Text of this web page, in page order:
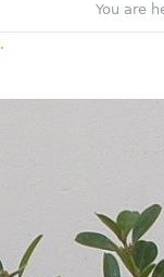
You are
.